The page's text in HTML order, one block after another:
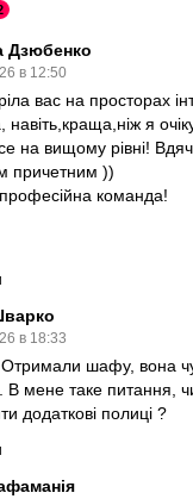
Дзюбенко
в 12:50
вас на просторах
я
на вищому рівні!
причетним ))
команда!
в 18:33
шафу, вона
мене таке питання,
додаткові полиці ?